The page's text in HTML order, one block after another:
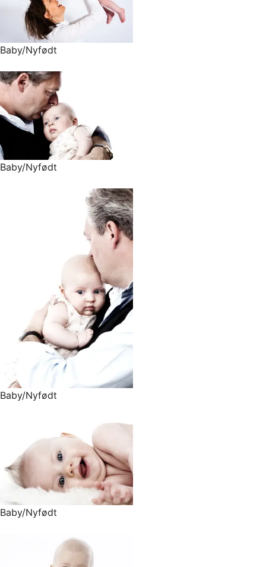
Baby/Nyfødt
Baby/Nyfødt
Baby/Nyfødt
Baby/Nyfødt